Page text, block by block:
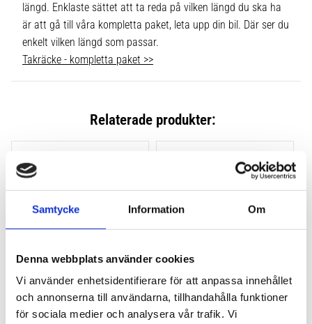
Samtycke Information Om
Denna webbplats använder cookies
Vi använder enhetsidentifierare för att anpassa innehållet
och annonserna till användarna, tillhandahålla funktioner
för sociala medier och analysera vår trafik. Vi
längd. Enklaste sättet att ta reda på vilken längd du ska ha
är att gå till våra kompletta paket, leta upp din bil. Där ser du
enkelt vilken längd som passar.
Takräcke - kompletta paket >>
Relaterade produkter:
THULE CLAMP EVO 4-
PACK 710500
THULE CLAMP EDGE 4-
PACK 720500
Lägg